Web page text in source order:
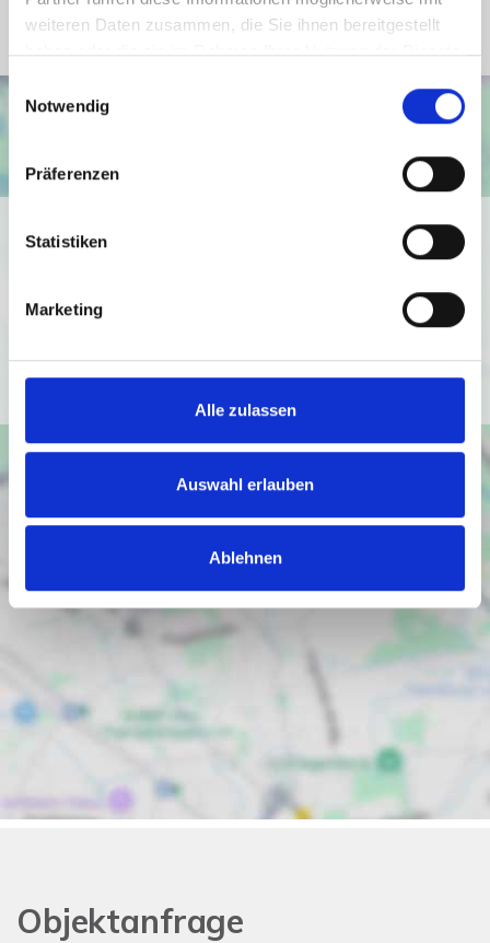
weiteren Daten zusammen, die Sie ihnen bereitgestellt
haben oder die sie im Rahmen Ihrer Nutzung der Dienste
Einwilligungsauswahl
Notwendig
Präferenzen
Statistiken
Marketing
Alle zulassen
Auswahl erlauben
Ablehnen
Ich bin damit einverstanden, dass mir Karten von Google
Ich bin einverstanden
Objektanfrage